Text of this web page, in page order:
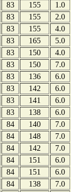
83 155
1.0
83 155
2.0
83 155
4.0
83 165
5.0
83 150
4.0
83 150
7.0
83 136
6.0
83 142
6.0
83 141
6.0
83 138
6.0
84 140
7.0
84 148
7.0
84 142
7.0
84 151
6.0
84 151
6.0
84 138
7.0